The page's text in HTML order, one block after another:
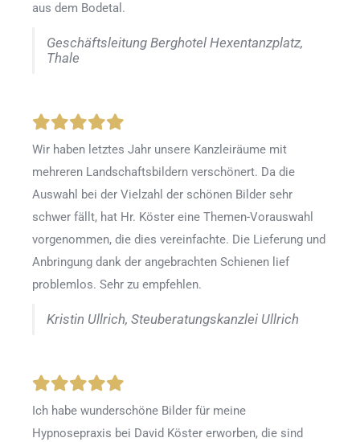
aus dem Bodetal.
Geschäftsleitung Berghotel Hexentanzplatz,
Thale
Wir haben letztes Jahr unsere Kanzleiräume mit
mehreren Landschaftsbildern verschönert. Da die
Auswahl bei der Vielzahl der schönen Bilder sehr
schwer fällt, hat Hr. Köster eine Themen-Vorauswahl
vorgenommen, die dies vereinfachte. Die Lieferung und
Anbringung dank der angebrachten Schienen lief
problemlos. Sehr zu empfehlen.
Kristin Ullrich, Steuberatungskanzlei Ullrich
Ich habe wunderschöne Bilder für meine
Hypnosepraxis bei David Köster erworben, die sind